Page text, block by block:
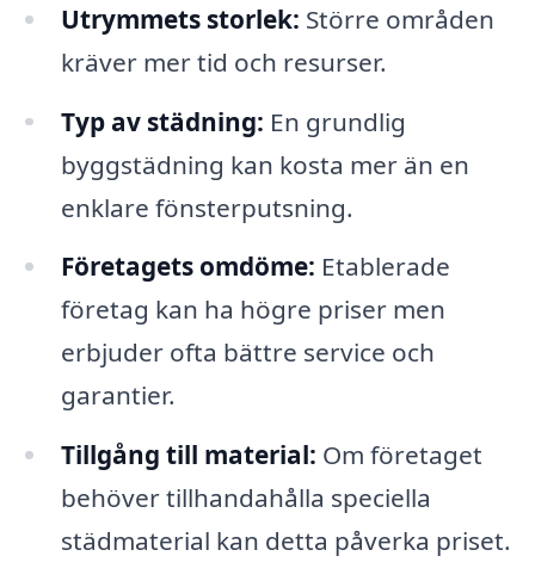
Utrymmets storlek: Större områden
kräver mer tid och resurser.
Typ av städning: En grundlig
byggstädning kan kosta mer än en
enklare fönsterputsning.
Företagets omdöme: Etablerade
företag kan ha högre priser men
erbjuder ofta bättre service och
garantier.
Tillgång till material: Om företaget
behöver tillhandahålla speciella
städmaterial kan detta påverka priset.